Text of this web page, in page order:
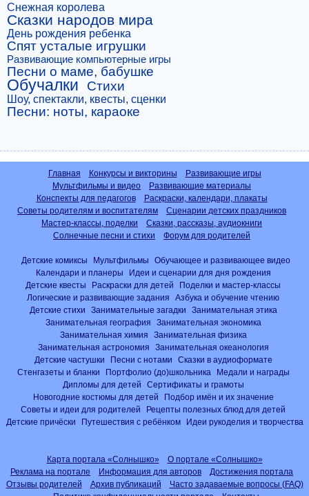
Снежная королева
Сказки народов мира
День рождения ребенка
Спят усталые игрушки
Развивающие компьютерные игры
Песни о маме, бабушке
Обучалки Стихи
Шоу, спектакли, квесты, сценки
Песни: ноты, караоке
Главная Конкурсы и викторины
Развивающие игры
Мультфильмы и видео
Развивающие материалы
Конспекты для педагогов
Раскраски, календари, плакаты
Советы родителям и воспитателям
Сценарии детских праздников
Мастер-классы, поделки
Сказки, рассказы, аудиокниги
Солнечные песни и стихи
Форум для родителей
Детские комиксы Мультфильмы
Обучающее и развивающее видео
Календари и планеры
Идеи и сценарии для дня рождения
Детские квесты
Раскраски для детей
Поделки и мастер-классы
Логические и развивающие задания
Азбука и обучение чтению
Детские стихи
Занимательные загадки
Занимательная этика
Занимательная география
Занимательная экономика
Занимательная химия
Занимательная физика
Занимательная астрономия
Занимательная океанология
Детские частушки
Песни с нотами
Сказки в аудиоформате
Стенгазеты и бланки
Портфолио (до)школьника
Медали и награды
Дипломы для детей
Сертификаты и грамоты
Новогодние костюмы для детей
Подбор имён и их значение
Советы и идеи для родителей
Рецепты полезных блюд для детей
Детские причёски
Путешествия с ребёнком Идеи рукоделия и творчества
Карта портала «Солнышко»
О портале «Солнышко»
Реклама на портале
Информация для авторов
Достижения портала
Отзывы родителей
Архив публикаций
Часто задаваемые вопросы (FAQ)